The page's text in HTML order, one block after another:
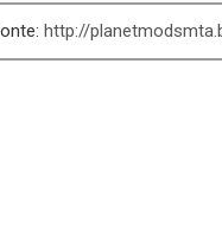
http://